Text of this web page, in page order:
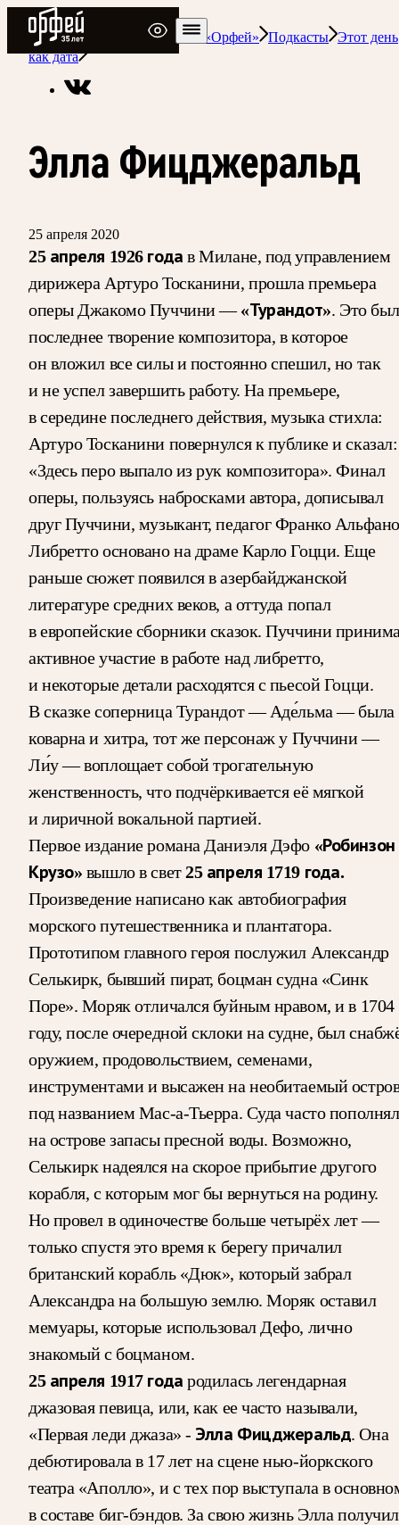
Радио Орфей
Радио классической музыки «Орфей»
Подкасты Этот день
как дата
Элла Фицджеральд
25 апреля 2020
25 апреля 1926 года в Милане, под управлением
дирижера Артуро Тосканини, прошла премьера
оперы Джакомо Пуччини —«Турандот». Это
последнее творение композитора, в которое
он вложил все силы и постоянно спешил, но так
и не успел завершить работу. На премьере,
в середине последнего действия, музыка стихла:
Артуро Тосканини повернулся к публике и сказал:
«Здесь перо выпало из рук композитора». Финал
оперы, пользуясь набросками автора, дописывал
друг Пуччини, музыкант, педагог Франко
Либретто основано на драме Карло Гоцци. Еще
раньше сюжет появился в азербайджанской
литературе средних веков, а оттуда попал
в европейские сборники сказок. Пуччини
активное участие в работе над либретто,
и некоторые детали расходятся с пьесой Гоцци.
В сказке соперница Турандот — Аде́льма — была
коварна и хитра, тот же персонаж у Пуччини —
Ли́у — воплощает собой трогательную
женственность, что подчёркивается её мягкой
и лиричной вокальной партией.
Первое издание романа Даниэля Дэфо «Робинзон
Крузо» вышло в свет25 апреля 1719 года.
Произведение написано как автобиография
морского путешественника и плантатора.
Прототипом главного героя послужил Александр
Селькирк, бывший пират, боцман судна «Синк
Поре». Моряк отличался буйным нравом, и в 1704
году, после очередной склоки на судне, был
оружием, продовольствием, семенами,
инструментами и высажен на необитаемый
под названием Мас-а-Тьерра. Суда часто
на острове запасы пресной воды. Возможно,
Селькирк надеялся на скорое прибытие другого
корабля, с которым мог бы вернуться на родину.
Но провел в одиночестве больше четырёх лет —
только спустя это время к берегу причалил
британский корабль «Дюк», который забрал
Александра на большую землю. Моряк оставил
мемуары, которые использовал Дефо, лично
знакомый с боцманом.
25 апреля 1917 года родилась легендарная
джазовая певица, или, как ее часто называли,
«Первая леди джаза» - Элла Фицджеральд. Она
дебютировала в 17 лет на сцене нью-йоркского
театра «Аполло», и с тех пор выступала в
в составе биг-бэндов. За свою жизнь Элла